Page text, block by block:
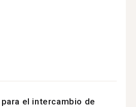
el intercambio de